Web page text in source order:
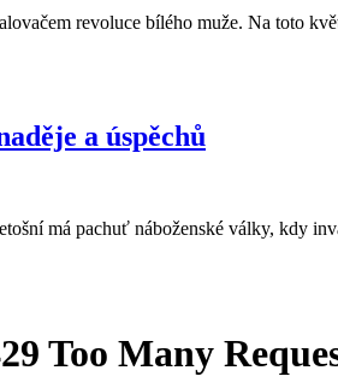
revoluce bílého muže. Na toto
a úspěchů
má pachuť náboženské války, kdy